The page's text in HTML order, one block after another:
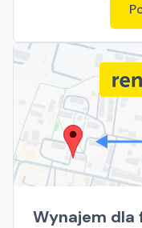
Wynajem dla